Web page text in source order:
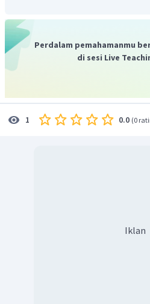
Perdalam pemahamanmu
di sesi Live
1 0.0 (0
Iklan